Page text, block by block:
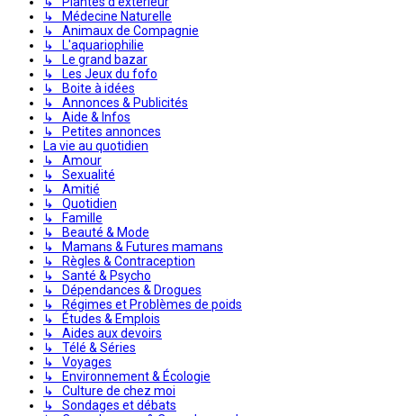
↳ Médecine Naturelle
↳ Animaux de Compagnie
↳ L'aquariophilie
↳ Le grand bazar
↳ Les Jeux du fofo
↳ Boite à idées
↳ Annonces & Publicités
↳ Aide & Infos
↳ Petites annonces
La vie au quotidien
↳ Amour
↳ Sexualité
↳ Amitié
↳ Quotidien
↳ Famille
↳ Beauté & Mode
↳ Mamans & Futures mamans
↳ Règles & Contraception
↳ Santé & Psycho
↳ Dépendances & Drogues
↳ Régimes et Problèmes de poids
↳ Études & Emplois
↳ Aides aux devoirs
↳ Télé & Séries
↳ Voyages
↳ Environnement & Écologie
↳ Culture de chez moi
↳ Sondages et débats